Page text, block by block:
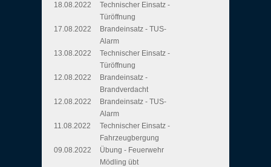
18.08.2022
Technischer Einsatz -
Türöffnung
17.08.2022
Brandeinsatz - TUS-
Alarm
13.08.2022
Technischer Einsatz -
Türöffnung
12.08.2022
Brandeinsatz -
Brandverdacht
12.08.2022
Brandeinsatz - TUS-
Alarm
11.08.2022
Technischer Einsatz -
Fahrzeugbergung
09.08.2022
Übung - Feuerwehr
Mödling übt